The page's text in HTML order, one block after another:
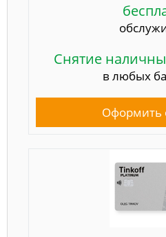
Снятие
в любых
Оформить